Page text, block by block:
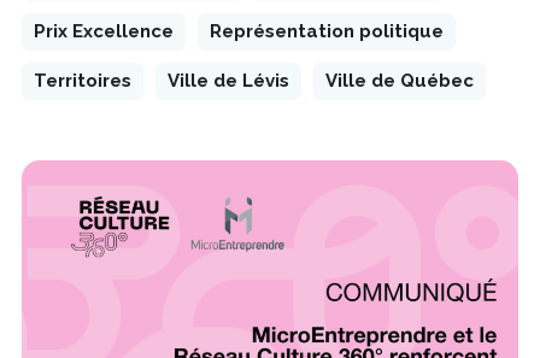
Prix Excellence Représentation politique
Territoires Ville de Lévis Ville de Québec